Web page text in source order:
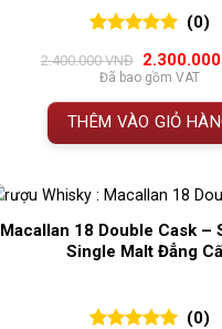
đánh giá
(0)
2.400.000VNĐ
Giá
gốc
là:
2.400.000
2.300.000
Đã bao gồm VAT
THÊM VÀO GIỎ
Macallan 18 Double Cask –
Single Malt Đẳng
(0)